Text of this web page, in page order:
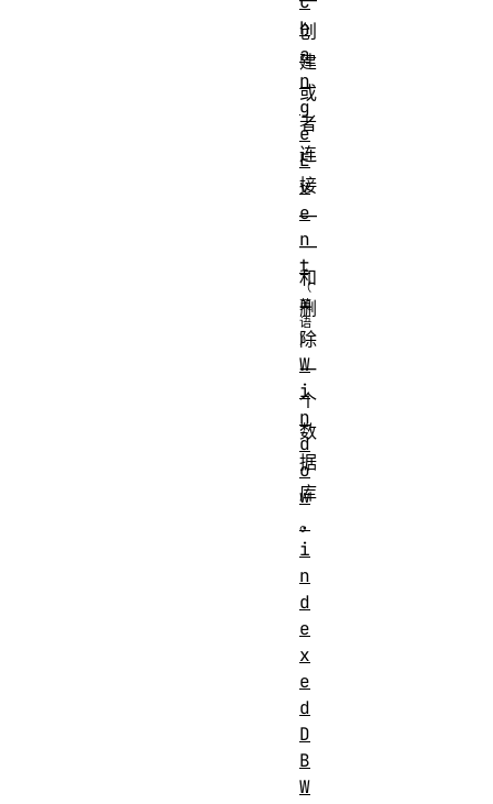
创
建
或
者
连
接
—
—
和
删
除
一
个
数
据
库
。
h
a
n
g
e
E
v
e
n
t
W
i
n
d
o
w
.
i
n
d
e
x
e
d
D
B
W